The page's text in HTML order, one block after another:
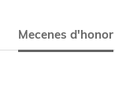
Mecenes d'honor